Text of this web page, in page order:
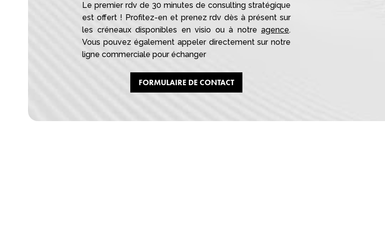
Le premier rdv de 30 minutes de consulting stratégique
est offert ! Profitez-en et prenez rdv dès à présent sur
les créneaux disponibles en visio ou à notreagence.
Vous pouvez également appeler directement sur notre
ligne commerciale pour échanger
FORMULAIRE DE CONTACT